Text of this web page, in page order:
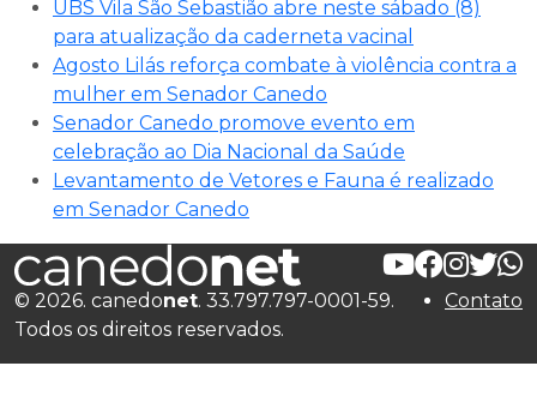
UBS Vila São Sebastião abre neste sábado (8)
para atualização da caderneta vacinal
Agosto Lilás reforça combate à violência contra a
mulher em Senador Canedo
Senador Canedo promove evento em
celebração ao Dia Nacional da Saúde
Levantamento de Vetores e Fauna é realizado
em Senador Canedo
© 2026. canedonet. 33.797.797-0001-59.
Todos os direitos reservados.
Contato